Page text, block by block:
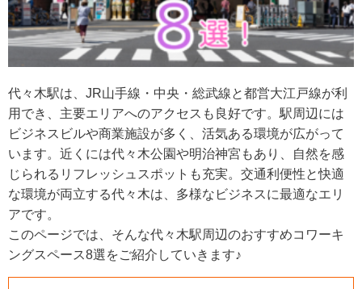
代々木駅は、JR山手線・中央・総武線と都営大江戸線が利
用でき、主要エリアへのアクセスも良好です。駅周辺には
ビジネスビルや商業施設が多く、活気ある環境が広がって
います。近くには代々木公園や明治神宮もあり、自然を感
じられるリフレッシュスポットも充実。交通利便性と快適
な環境が両立する代々木は、多様なビジネスに最適なエリ
アです。
このページでは、そんな代々木駅周辺のおすすめコワーキ
ングスペース8選をご紹介していきます♪